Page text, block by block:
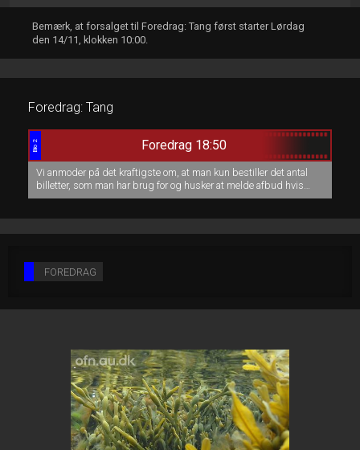
Bemærk, at forsalget til Foredrag: Tang først starter Lørdag
den 14/11, klokken 10:00.
Foredrag: Tang
Bio 2 Foredrag 18:50
Vi anmoder på det kraftigste om, at man kun bestiller det antal
billetter, som man har brug for og husker at melde afbud hvis
man bliver forhindret. Sådan at alle som ønsker at se foredraget
FOREDRAG